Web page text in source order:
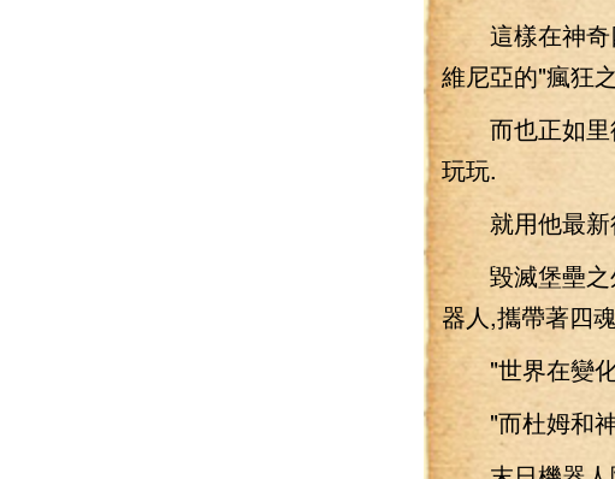
這樣在神奇
維尼亞的"瘋狂
而也正如里
玩玩.
就用他最新
毀滅堡壘之外
器人,攜帶著四
"世界在變
"而杜姆和神